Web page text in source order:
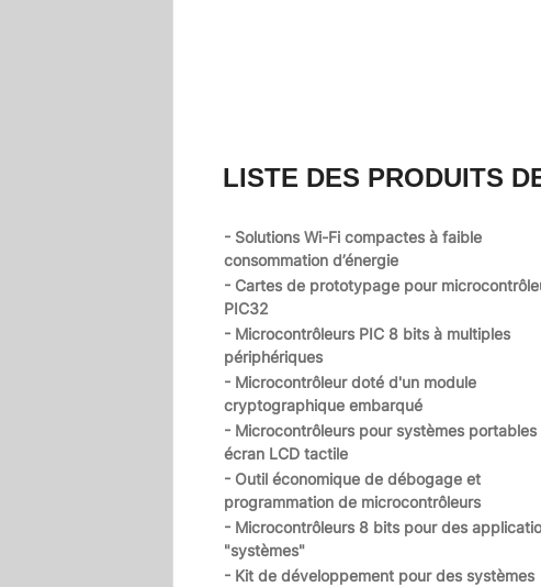
LISTE DES PRODUITS
- Solutions Wi-Fi compactes à faible
consommation d’énergie
- Cartes de prototypage pour
PIC32
- Microcontrôleurs PIC 8 bits à multiples
périphériques
- Microcontrôleur doté d'un module
cryptographique embarqué
- Microcontrôleurs pour systèmes portables
écran LCD tactile
- Outil économique de débogage et
programmation de microcontrôleurs
- Microcontrôleurs 8 bits pour des
"systèmes"
- Kit de développement pour des systèmes